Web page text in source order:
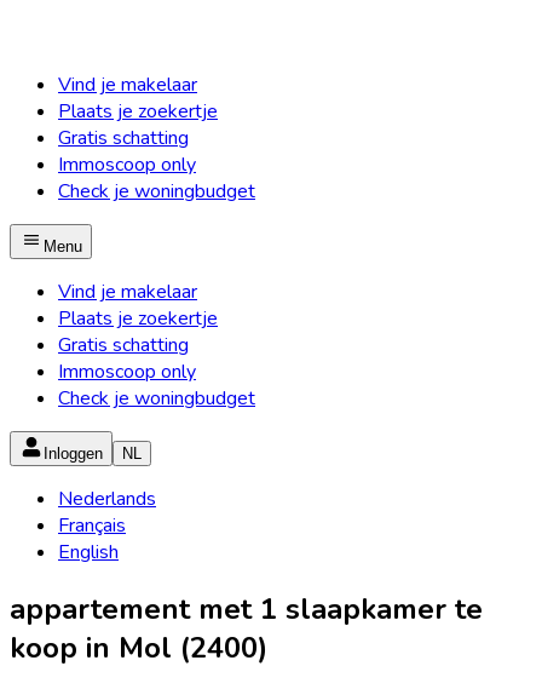
Vind je makelaar
Plaats je zoekertje
Gratis schatting
Immoscoop only
Check je woningbudget
Menu
Vind je makelaar
Plaats je zoekertje
Gratis schatting
Immoscoop only
Check je woningbudget
Inloggen NL
Nederlands
Français
English
appartement met 1 slaapkamer te
koop in Mol (2400)